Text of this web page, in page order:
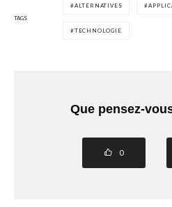
TAGS
ALTERNATIVES
TECHNOLOGIE
Que pensez-
0